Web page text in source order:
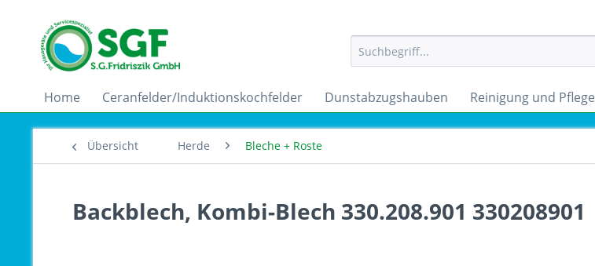
Home Ceranfelder/Induktionskochfelder Dunstabzugshauben Reinigung und Pflege
Übersicht Herde Bleche + Roste
Backblech, Kombi-Blech 330.208.901 330208901